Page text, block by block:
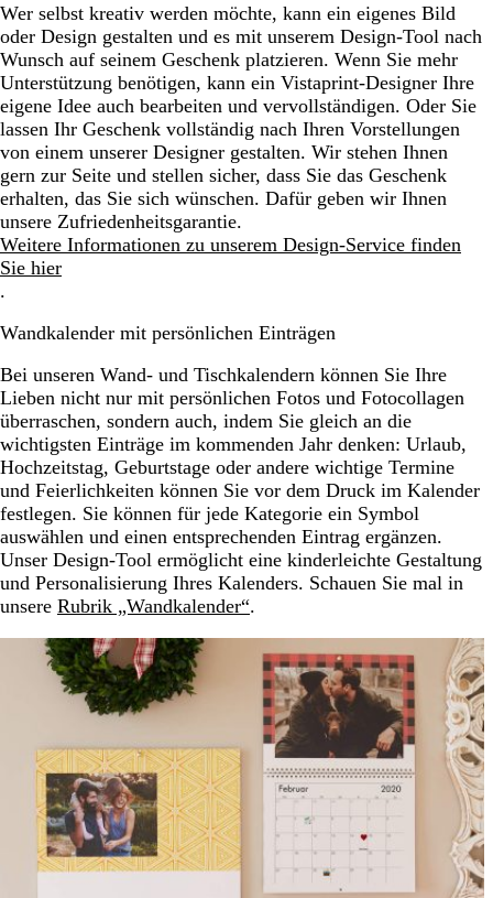
Wer selbst kreativ werden möchte, kann ein eigenes Bild
oder Design gestalten und es mit unserem Design-Tool nach
Wunsch auf seinem Geschenk platzieren. Wenn Sie mehr
Unterstützung benötigen, kann ein Vistaprint-Designer Ihre
eigene Idee auch bearbeiten und vervollständigen. Oder Sie
lassen Ihr Geschenk vollständig nach Ihren Vorstellungen
von einem unserer Designer gestalten. Wir stehen Ihnen
gern zur Seite und stellen sicher, dass Sie das Geschenk
erhalten, das Sie sich wünschen. Dafür geben wir Ihnen
unsere Zufriedenheitsgarantie.
Weitere Informationen zu unserem Design-Service finden
Sie hier
.
Wandkalender mit persönlichen Einträgen
Bei unseren Wand- und Tischkalendern können Sie Ihre
Lieben nicht nur mit persönlichen Fotos und Fotocollagen
überraschen, sondern auch, indem Sie gleich an die
wichtigsten Einträge im kommenden Jahr denken: Urlaub,
Hochzeitstag, Geburtstage oder andere wichtige Termine
und Feierlichkeiten können Sie vor dem Druck im Kalender
festlegen. Sie können für jede Kategorie ein Symbol
auswählen und einen entsprechenden Eintrag ergänzen.
Unser Design-Tool ermöglicht eine kinderleichte Gestaltung
und Personalisierung Ihres Kalenders. Schauen Sie mal in
unsere Rubrik „Wandkalender“.